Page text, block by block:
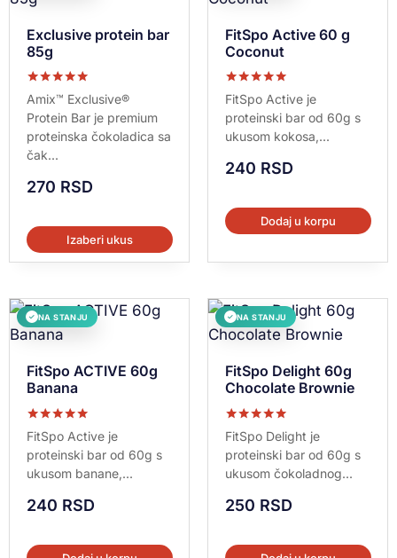
Exclusive protein bar
85g
Ocenjeno sa
5.00
od 5
Amix™ Exclusive®
Protein Bar je premium
proteinska čokoladica sa
čak...
270 RSD
Izaberi ukus
FitSpo Active 60 g
Coconut
Ocenjeno sa
5.00
od 5
FitSpo Active je
proteinski bar od 60g s
ukusom kokosa,...
240 RSD
Dodaj u korpu
✓ NA STANJU
FitSpo ACTIVE 60g
Banana
Ocenjeno sa
5.00
od 5
FitSpo Active je
proteinski bar od 60g s
ukusom banane,...
240 RSD
✓ NA STANJU
FitSpo Delight 60g
Chocolate Brownie
Ocenjeno sa
5.00
od 5
FitSpo Delight je
proteinski bar od 60g s
ukusom čokoladnog...
250 RSD